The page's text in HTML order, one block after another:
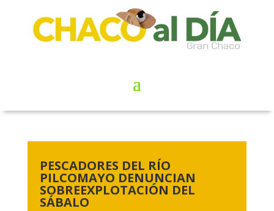
PESCADORES DEL RÍO
PILCOMAYO DENUNCIAN
SOBREEXPLOTACIÓN DEL
SÁBALO